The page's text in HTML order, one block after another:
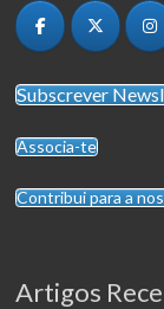
Subscrever
Associa-te
Contribui para a
Artigos